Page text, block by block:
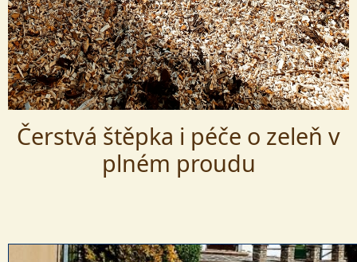
Čerstvá štěpka i péče o zeleň v
plném proudu